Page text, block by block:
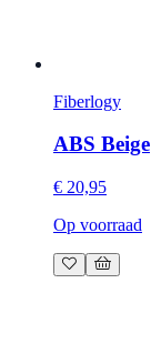
Fiberlogy
ABS Beige
€ 20,95
Op voorraad